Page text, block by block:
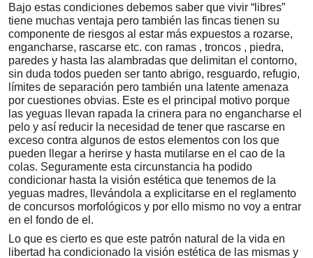
Bajo estas condiciones debemos saber que vivir “libres”
tiene muchas ventaja pero también las fincas tienen su
componente de riesgos al estar más expuestos a rozarse,
engancharse, rascarse etc. con ramas , troncos , piedra,
paredes y hasta las alambradas que delimitan el contorno,
sin duda todos pueden ser tanto abrigo, resguardo, refugio,
límites de separación pero también una latente amenaza
por cuestiones obvias. Este es el principal motivo porque
las yeguas llevan rapada la crinera para no engancharse el
pelo y así reducir la necesidad de tener que rascarse en
exceso contra algunos de estos elementos con los que
pueden llegar a herirse y hasta mutilarse en el cao de la
colas. Seguramente esta circunstancia ha podido
condicionar hasta la visión estética que tenemos de la
yeguas madres, llevándola a explicitarse en el reglamento
de concursos morfológicos y por ello mismo no voy a entrar
en el fondo de el.
Lo que es cierto es que este patrón natural de la vida en
libertad ha condicionado la visión estética de las mismas y